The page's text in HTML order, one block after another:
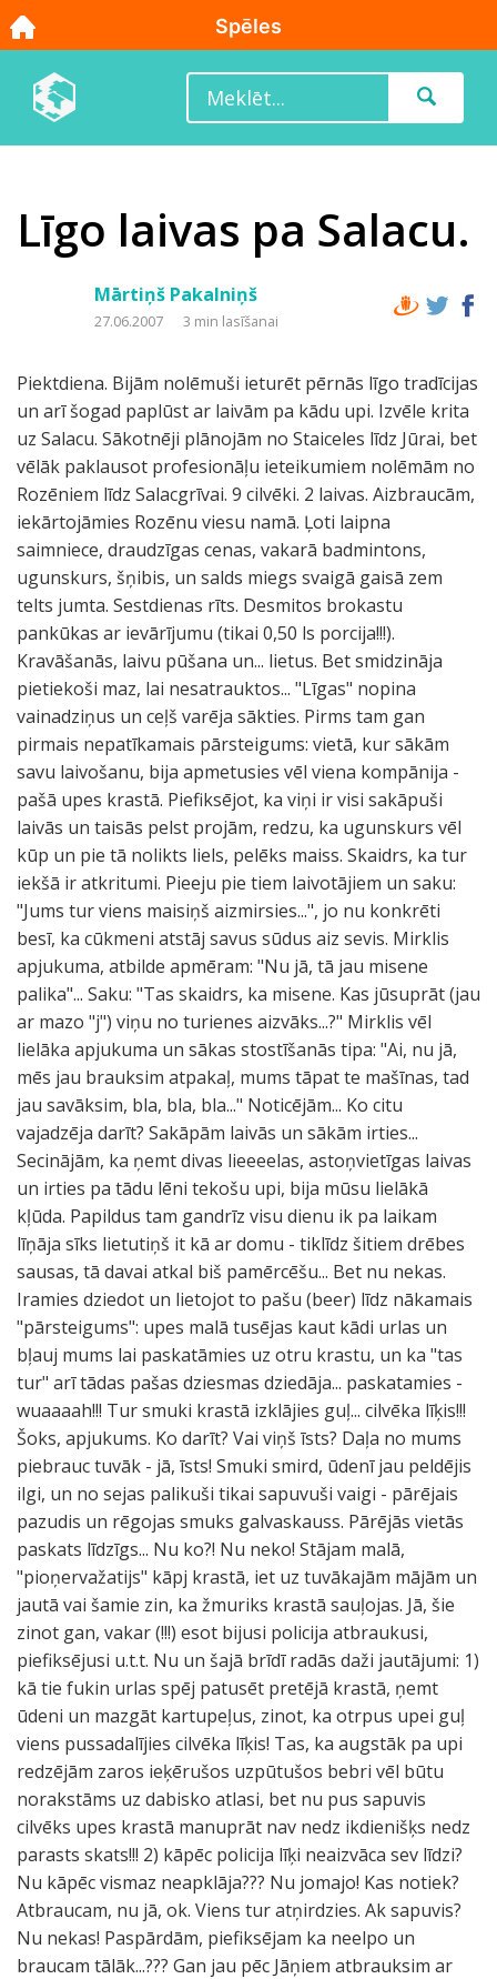
Līgo laivas pa Salacu.
Mārtiņš Pakalniņš
27.06.2007 3 min lasīšanai
Piektdiena. Bijām nolēmuši ieturēt pērnās līgo tradīcijas
un arī šogad paplūst ar laivām pa kādu upi. Izvēle krita
uz Salacu. Sākotnēji plānojām no Staiceles līdz Jūrai, bet
vēlāk paklausot profesionāļu ieteikumiem nolēmām no
Rozēniem līdz Salacgrīvai. 9 cilvēki. 2 laivas. Aizbraucām,
iekārtojāmies Rozēnu viesu namā. Ļoti laipna
saimniece, draudzīgas cenas, vakarā badmintons,
ugunskurs, šņibis, un salds miegs svaigā gaisā zem
telts jumta. Sestdienas rīts. Desmitos brokastu
pankūkas ar ievārījumu (tikai 0,50 ls porcija!!!).
Kravāšanās, laivu pūšana un... lietus. Bet smidzināja
pietiekoši maz, lai nesatrauktos... "Līgas" nopina
vainadziņus un ceļš varēja sākties. Pirms tam gan
pirmais nepatīkamais pārsteigums: vietā, kur sākām
savu laivošanu, bija apmetusies vēl viena kompānija -
pašā upes krastā. Piefiksējot, ka viņi ir visi sakāpuši
laivās un taisās pelst projām, redzu, ka ugunskurs vēl
kūp un pie tā nolikts liels, pelēks maiss. Skaidrs, ka tur
iekšā ir atkritumi. Pieeju pie tiem laivotājiem un saku:
"Jums tur viens maisiņš aizmirsies...", jo nu konkrēti
besī, ka cūkmeni atstāj savus sūdus aiz sevis. Mirklis
apjukuma, atbilde apmēram: "Nu jā, tā jau misene
palika"... Saku: "Tas skaidrs, ka misene. Kas jūsuprāt (jau
ar mazo "j") viņu no turienes aizvāks...?" Mirklis vēl
lielāka apjukuma un sākas stostīšanās tipa: "Ai, nu jā,
mēs jau brauksim atpakaļ, mums tāpat te mašīnas, tad
jau savāksim, bla, bla, bla..." Noticējām... Ko citu
vajadzēja darīt? Sakāpām laivās un sākām irties...
Secinājām, ka ņemt divas lieeeelas, astoņvietīgas laivas
un irties pa tādu lēni tekošu upi, bija mūsu lielākā
kļūda. Papildus tam gandrīz visu dienu ik pa laikam
līņāja sīks lietutiņš it kā ar domu - tiklīdz šitiem drēbes
sausas, tā davai atkal biš pamērcēšu... Bet nu nekas.
Iramies dziedot un lietojot to pašu (beer) līdz nākamais
"pārsteigums": upes malā tusējas kaut kādi urlas un
bļauj mums lai paskatāmies uz otru krastu, un ka "tas
tur" arī tādas pašas dziesmas dziedāja... paskatamies -
wuaaaah!!! Tur smuki krastā izklājies guļ... cilvēka līķis!!!
Šoks, apjukums. Ko darīt? Vai viņš īsts? Daļa no mums
piebrauc tuvāk - jā, īsts! Smuki smird, ūdenī jau peldējis
ilgi, un no sejas palikuši tikai sapuvuši vaigi - pārējais
pazudis un rēgojas smuks galvaskauss. Pārējās vietās
paskats līdzīgs... Nu ko?! Nu neko! Stājam malā,
"pioņervažatijs" kāpj krastā, iet uz tuvākajām mājām un
jautā vai šamie zin, ka žmuriks krastā sauļojas. Jā, šie
zinot gan, vakar (!!!) esot bijusi policija atbraukusi,
piefiksējusi u.t.t. Nu un šajā brīdī radās daži jautājumi: 1)
kā tie fukin urlas spēj patusēt pretējā krastā, ņemt
ūdeni un mazgāt kartupeļus, zinot, ka otrpus upei guļ
viens pussadalījies cilvēka līķis! Tas, ka augstāk pa upi
redzējām zaros ieķērušos uzpūtušos bebri vēl būtu
norakstāms uz dabisko atlasi, bet nu pus sapuvis
cilvēks upes krastā manuprāt nav nedz ikdienišķs nedz
parasts skats!!! 2) kāpēc policija līķi neaizvāca sev līdzi?
Nu kāpēc vismaz neapklāja??? Nu jomajo! Kas notiek?
Atbraucam, nu jā, ok. Viens tur atņirdzies. Ak sapuvis?
Nu nekas! Paspārdām, piefiksējam ka neelpo un
braucam tālāk...??? Gan jau pēc Jāņiem atbrauksim ar